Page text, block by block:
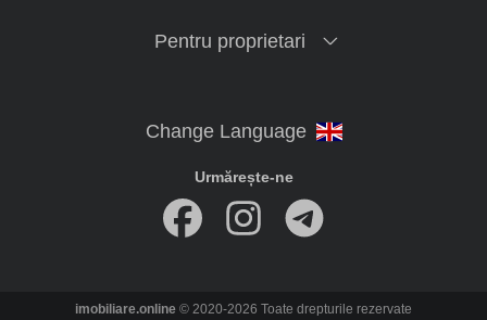
Pentru proprietari
Urmărește-ne
imobiliare.online © 2020-2026 Toate drepturile rezervate